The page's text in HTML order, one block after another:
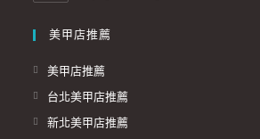
美甲店推薦
美甲店推薦
台北美甲店推薦
新北美甲店推薦